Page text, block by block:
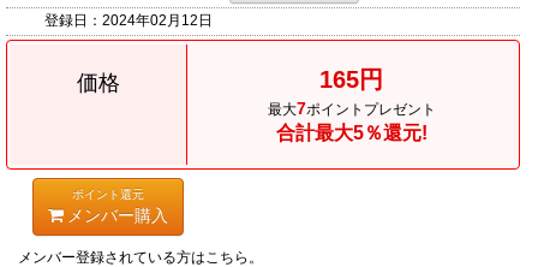
登録日： 2024年02月12日
価格 165円
最大7ポイントプレゼント
合計最大5％還元!
ポイント還元
メンバー購入
メンバー登録されている方はこちら。